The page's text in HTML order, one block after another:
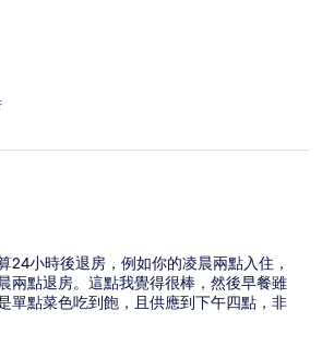
24小時後退房，例如你的凌晨兩點入住，
兩點退房。這點我覺得很棒，然後早餐雖
單點菜色吃到飽，且供應到下午四點，非